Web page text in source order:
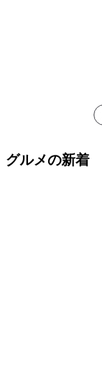
グルメの新着